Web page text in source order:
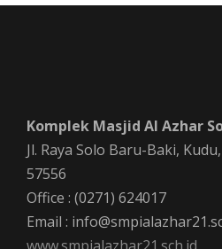
Komplek Masjid Al Azhar
Jl. Raya Solo Baru-Baki,
57556
Office : (0271) 624017
Email :